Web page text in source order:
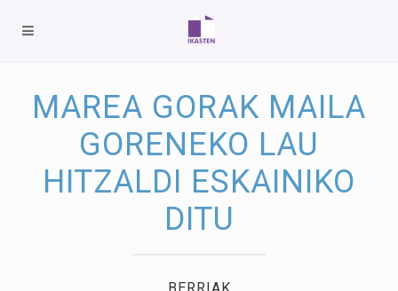
MAREA GORAK MAILA
GORENEKO LAU
HITZALDI ESKAINIKO
DITU